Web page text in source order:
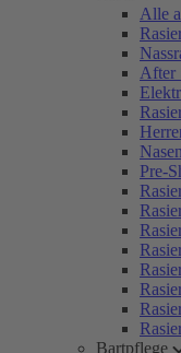
Alle
After
Pre-
Bartpflege